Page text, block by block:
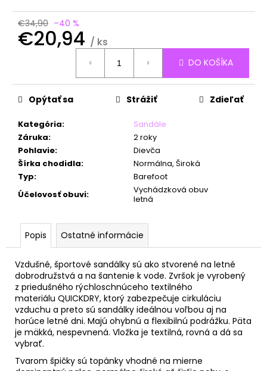
€34,90 –40 %
€20,94 / ks
DO KOŠÍKA
Kategória:
Sandále
Záruka:
2 roky
Pohlavie:
Dievča
Šírka chodidla:
Normálna, Široká
Typ:
Barefoot
Účelovosť obuvi:
Vychádzková obuv
letná
Opýtať sa Strážiť Zdieľať
Popis Ostatné informácie
Vzdušné, športové sandálky sú ako stvorené na letné
dobrodružstvá a na šantenie k vode. Zvršok je vyrobený
z priedušného rýchloschnúceho textilného
materiálu QUICKDRY, ktorý zabezpečuje cirkuláciu
vzduchu a preto sú sandálky ideálnou voľbou aj na
horúce letné dni. Majú ohybnú a flexibilnú podrážku. Päta
je mäkká, nespevnená. Vložka je textilná, rovná a dá sa
vybrať.
Tvarom špičky sú topánky vhodné na mierne
O
d
ú
č
m
e